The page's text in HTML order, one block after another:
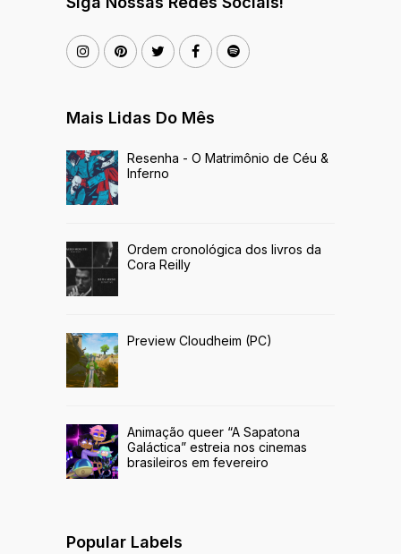
Mais Lidas Do Mês
Resenha - O Matrimônio de Céu &
Inferno
Ordem cronológica dos livros da
Cora Reilly
Preview Cloudheim (PC)
Animação queer “A Sapatona
Galáctica” estreia nos cinemas
brasileiros em fevereiro
Popular Labels